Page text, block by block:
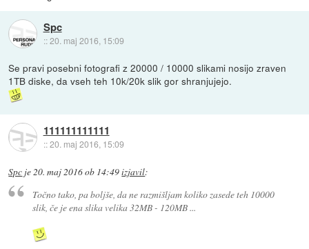
Spc
::20. maj 2016, 15:09
Se pravi posebni fotografi z 20000 / 10000 slikami nosijo zraven
1TB diske, da vseh teh 10k/20k slik gor shranjujejo.
111111111111
::20. maj 2016, 15:09
Spc je 20. maj 2016 ob 14:49izjavil:
Točno tako, pa boljše, da ne razmišljam koliko zasede teh 10000
slik, če je ena slika velika 32MB - 120MB ...